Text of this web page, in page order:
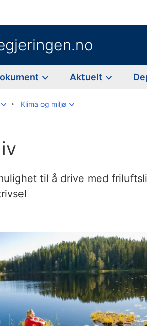
Aktuelt
Klima og miljø
til å drive med